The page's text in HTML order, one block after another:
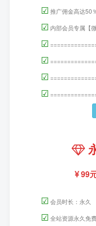
☑ 推广佣金高达50
☑ 内部会员专属【
☑
☑
☑
☑
99
☑ 会员时长：永久
☑ 全站资源永久免